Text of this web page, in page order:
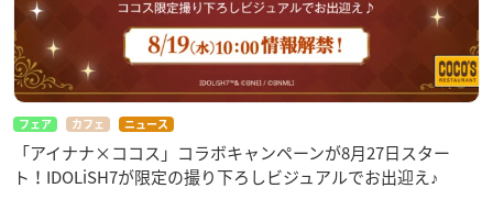
フェア カフェ ニュース
「アイナナ×ココス」コラボキャンペーンが8月27日スター
ト！IDOLiSH7が限定の撮り下ろしビジュアルでお出迎え♪